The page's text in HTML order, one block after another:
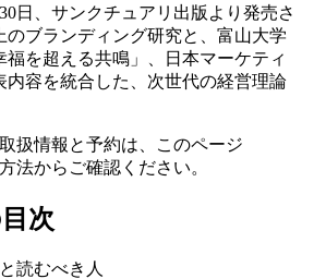
日、サンクチュアリ出版より発売さ
のブランディング研究と、富山大学
福を超える共鳴」、日本マーケティ
内容を統合した、次世代の経営理論
扱情報と予約は、このページ
法からご確認ください。
次
読むべき人